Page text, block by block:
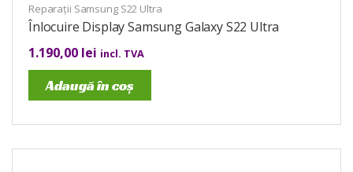
Reparații Samsung S22 Ultra
Înlocuire Display Samsung Galaxy S22 Ultra
1.190,00 lei incl. TVA
Adaugă în coș